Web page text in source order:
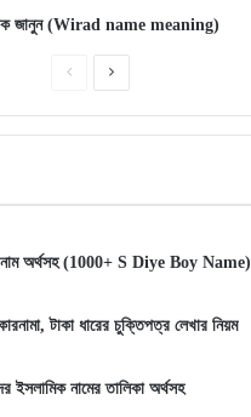
জানুন (Wirad name meaning)
PreviousNext
নাম অর্থসহ (1000+ S Diye Boy Name)
টাকা ধারের চুক্তিপত্র লেখার নিয়ম
ইসলামিক নামের তালিকা অর্থসহ